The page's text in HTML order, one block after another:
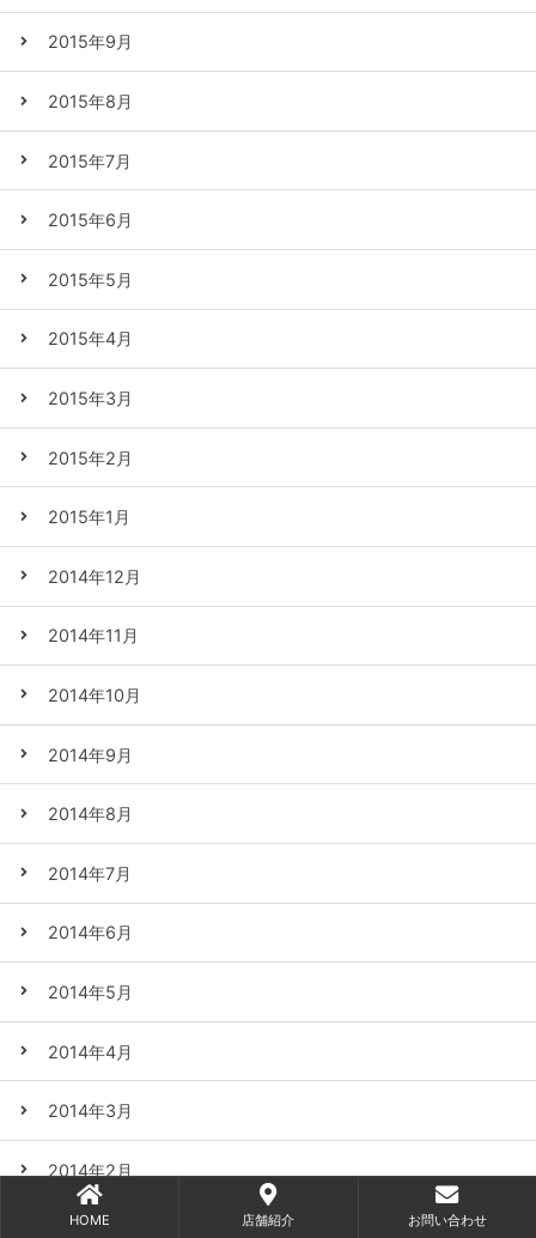
2015年9月
2015年8月
2015年7月
2015年6月
2015年5月
2015年4月
2015年3月
2015年2月
2015年1月
2014年12月
2014年11月
2014年10月
2014年9月
2014年8月
2014年7月
2014年6月
2014年5月
2014年4月
2014年3月
2014年2月
2014年1月
HOME 店舗紹介 お問い合わせ